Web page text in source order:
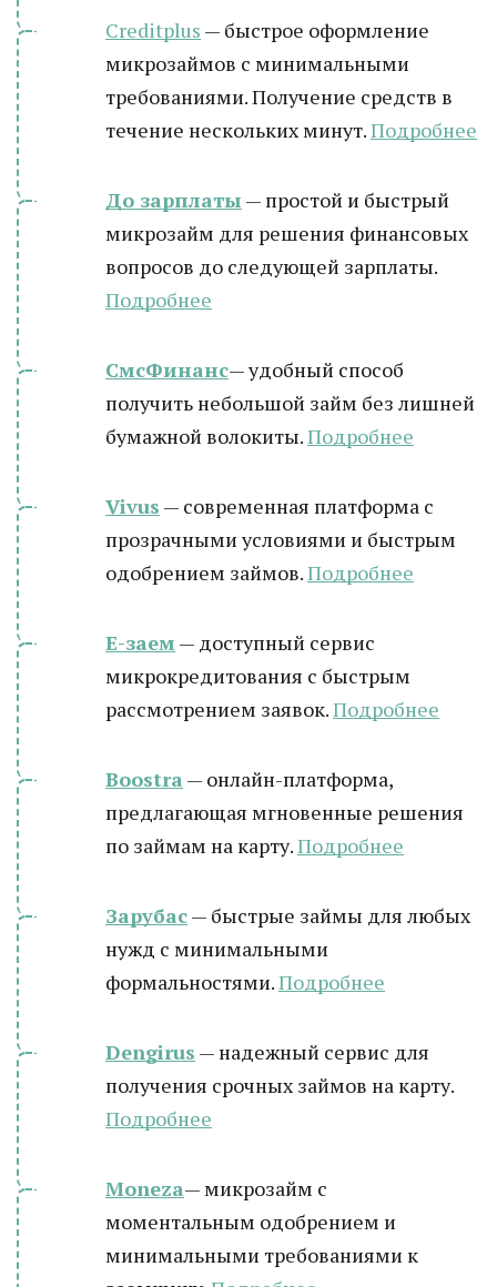
Creditplus — быстрое оформление
микрозаймов с минимальными
требованиями. Получение средств в
течение нескольких минут.Подробнее
До зарплаты — простой и быстрый
микрозайм для решения финансовых
вопросов до следующей зарплаты.
Подробнее
СмсФинанс— удобный способ
получить небольшой займ без лишней
бумажной волокиты.Подробнее
Vivus — современная платформа с
прозрачными условиями и быстрым
одобрением займов.Подробнее
Е-заем — доступный сервис
микрокредитования с быстрым
рассмотрением заявок.Подробнее
Boostra — онлайн-платформа,
предлагающая мгновенные решения
по займам на карту.Подробнее
Зарубас— быстрые займы для любых
нужд с минимальными
формальностями.Подробнее
Dengirus — надежный сервис для
получения срочных займов на карту.
Подробнее
Moneza— микрозайм с
моментальным одобрением и
минимальными требованиями к